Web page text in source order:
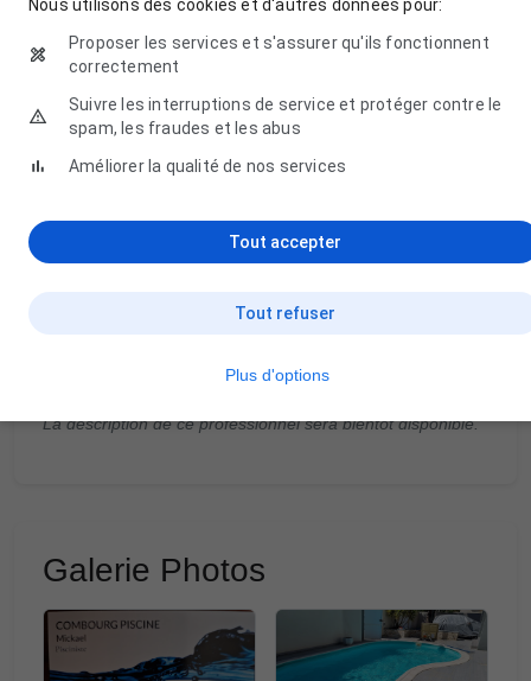
Jeudi Fermé
Vendredi Fermé
Samedi Fermé
La description de ce professionnel sera bientôt disponible.
Galerie Photos
Nous utilisons des cookies et d'autres données pour:
Proposer les services et s'assurer qu'ils fonctionnent
correctement
Suivre les interruptions de service et protéger contre le
spam, les fraudes et les abus
Améliorer la qualité de nos services
Tout refuser
Tout accepter
Plus d'options